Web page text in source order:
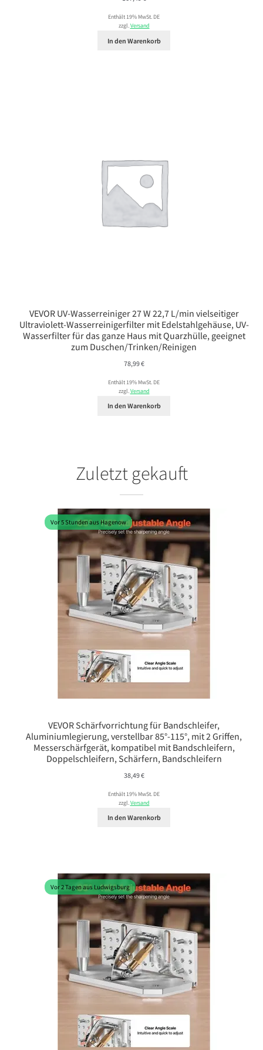
Enthält 19% MwSt. DE
zzgl.Versand
In den Warenkorb
VEVOR UV-Wasserreiniger 27 W 22,7 L/min vielseitiger
Ultraviolett-Wasserreinigerfilter mit Edelstahlgehäuse, UV-
Wasserfilter für das ganze Haus mit Quarzhülle, geeignet
zum Duschen/Trinken/Reinigen
78,99€
Enthält 19% MwSt. DE
zzgl.Versand
In den Warenkorb
Zuletzt gekauft
Vor 5 Stunden aus Hagenow
VEVOR Schärfvorrichtung für Bandschleifer,
Aluminiumlegierung, verstellbar 85°-115°, mit 2 Griffen,
Messerschärfgerät, kompatibel mit Bandschleifern,
Doppelschleifern, Schärfern, Bandschleifern
38,49€
Enthält 19% MwSt. DE
zzgl.Versand
In den Warenkorb
Vor 2 Tagen aus Ludwigsburg